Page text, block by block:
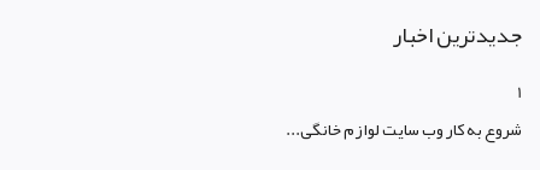
جدیدترین اخبار
1
شروع به کار وب سایت لوازم خانگی...